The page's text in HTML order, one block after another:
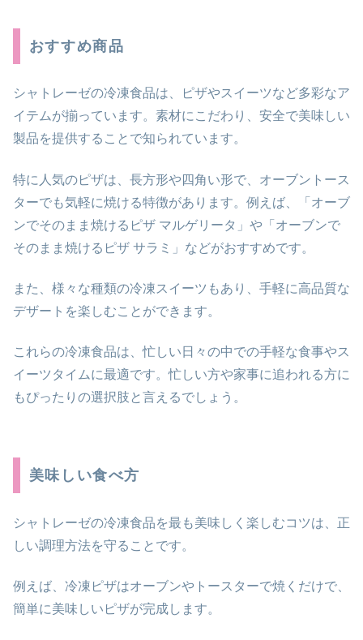
おすすめ商品
シャトレーゼの冷凍食品は、ピザやスイーツなど多彩なア
イテムが揃っています。素材にこだわり、安全で美味しい
製品を提供することで知られています。
特に人気のピザは、長方形や四角い形で、オーブントース
ターでも気軽に焼ける特徴があります。例えば、「オーブ
ンでそのまま焼けるピザ マルゲリータ」や「オーブンで
そのまま焼けるピザ サラミ」などがおすすめです。
また、様々な種類の冷凍スイーツもあり、手軽に高品質な
デザートを楽しむことができます。
これらの冷凍食品は、忙しい日々の中での手軽な食事やス
イーツタイムに最適です。忙しい方や家事に追われる方に
もぴったりの選択肢と言えるでしょう。
美味しい食べ方
シャトレーゼの冷凍食品を最も美味しく楽しむコツは、正
しい調理方法を守ることです。
例えば、冷凍ピザはオーブンやトースターで焼くだけで、
簡単に美味しいピザが完成します。